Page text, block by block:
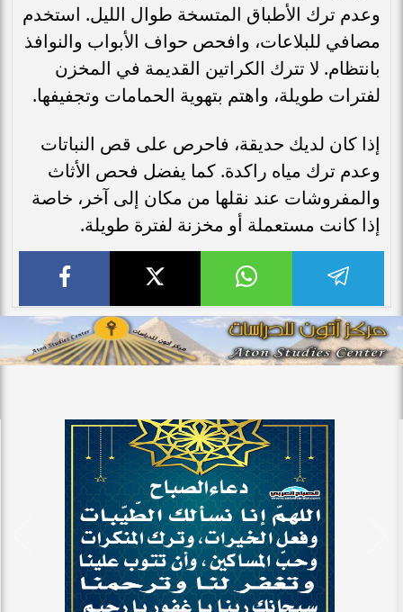
وعدم ترك الأطباق المتسخة طوال الليل. استخدم
مصافي للبلاعات، وافحص حواف الأبواب والنوافذ
بانتظام. لا تترك الكراتين القديمة في المخزن
لفترات طويلة، واهتم بتهوية الحمامات وتجفيفها.
إذا كان لديك حديقة، فاحرص على قص النباتات
وعدم ترك مياه راكدة. كما يفضل فحص الأثاث
والمفروشات عند نقلها من مكان إلى آخر، خاصة
إذا كانت مستعملة أو مخزنة لفترة طويلة.